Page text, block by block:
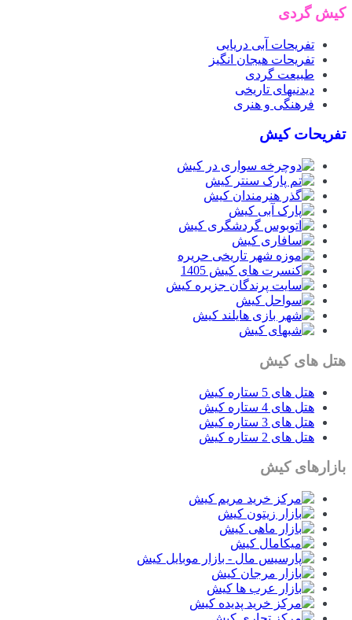
کیش گردی
تفریحات آبی دریایی
تفریحات هیجان انگیز
طبیعت گردی
دیدنیهای تاریخی
فرهنگی و هنری
تفریحات کیش
هتل های کیش
هتل های 5 ستاره کیش
هتل های 4 ستاره کیش
هتل های 3 ستاره کیش
هتل های 2 ستاره کیش
بازارهای کیش